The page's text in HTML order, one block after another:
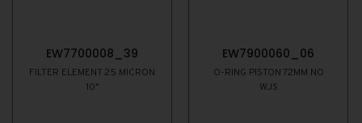
EW7700008_39
FILTER ELEMENT 25 MICRON
10"
EW7900060_06
O-RING PISTON 72MM NO
WJS